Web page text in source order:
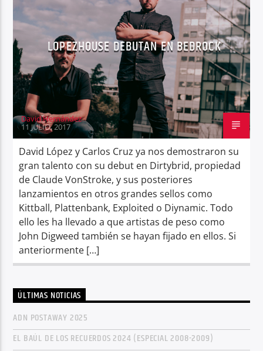
Center Waves
LOPEZHOUSE DEBUTAN EN BEDROCK
David Hernández
11 JULIO, 2017
David López y Carlos Cruz ya nos demostraron su
gran talento con su debut en Dirtybrid, propiedad
de Claude VonStroke, y sus posteriores
lanzamientos en otros grandes sellos como
Kittball, Plattenbank, Exploited o Diynamic. Todo
ello les ha llevado a que artistas de peso como
John Digweed también se hayan fijado en ellos. Si
anteriormente […]
ÚLTIMAS NOTICIAS
ADN POSTAWAY 2025
EL BAÚL DE LOS RECUERDOS 2024 (ESPECIAL 2008-2009)